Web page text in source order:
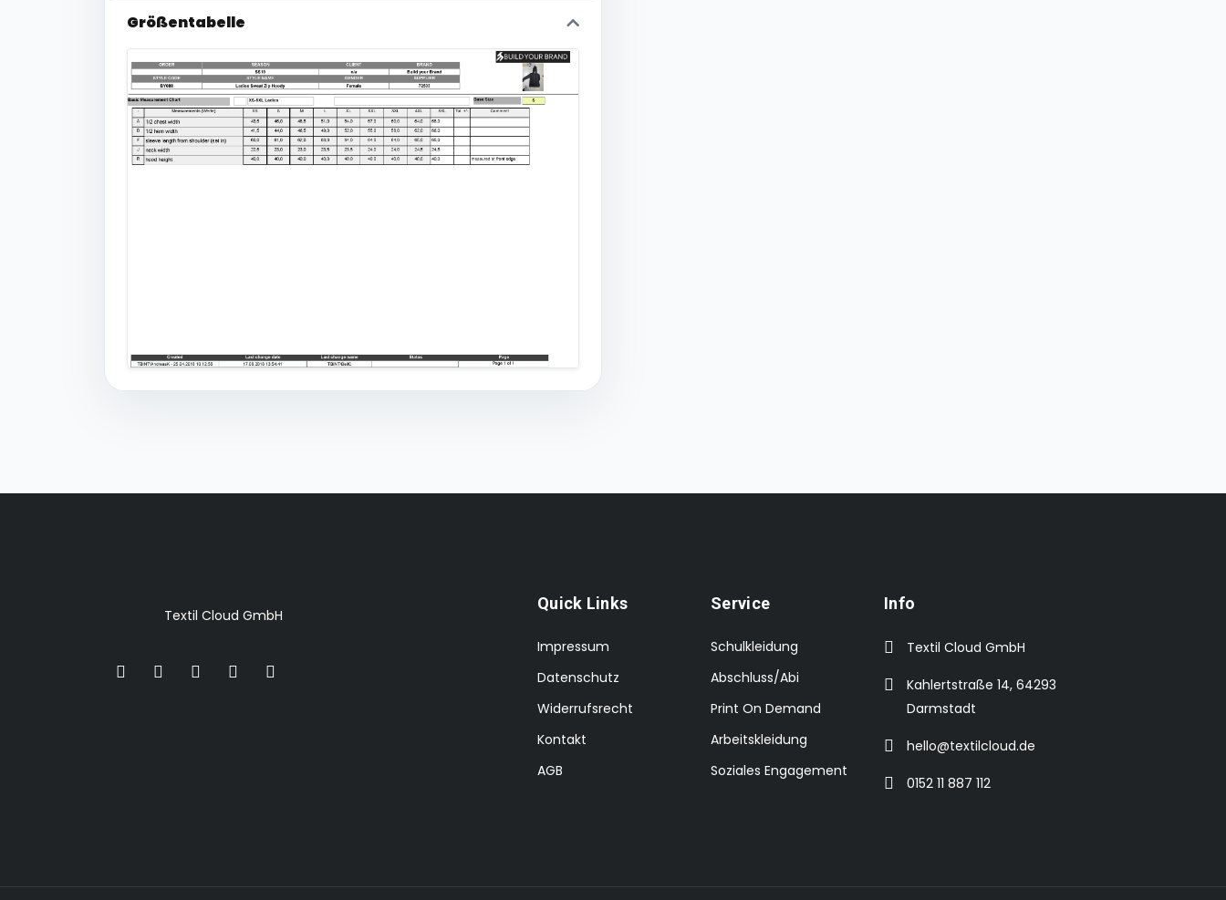
Größentabelle
Textil Cloud GmbH
Quick Links
Impressum
Datenschutz
Widerrufsrecht
Kontakt
AGB
Service
Schulkleidung
Abschluss/Abi
Print On Demand
Arbeitskleidung
Soziales Engagement
Info
Textil Cloud GmbH
Kahlertstraße 14, 64293
Darmstadt
hello@textilcloud.de
0152 11 887 112